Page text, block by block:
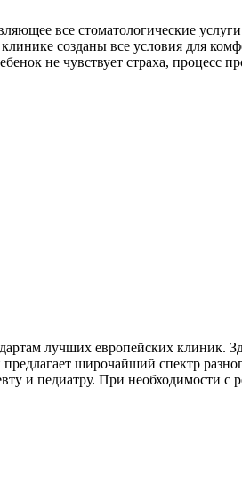
все стоматологические
созданы все условия для
не чувствует страха, процесс
лучших европейских клиник.
широчайший спектр
и педиатру. При необходимости